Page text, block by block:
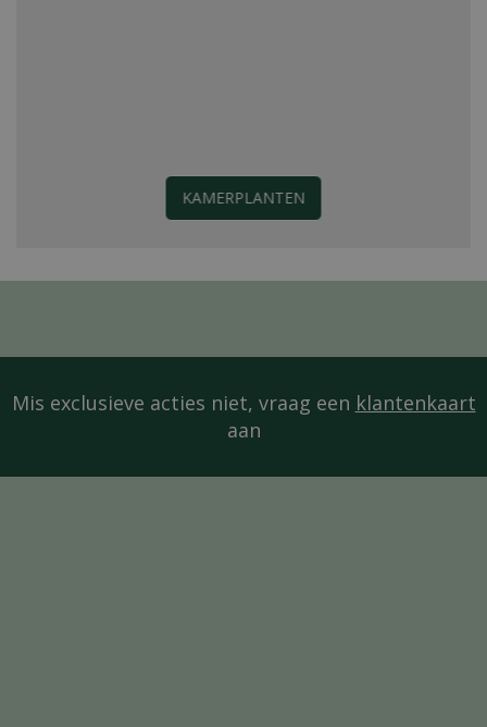
KAMERPLANTEN
Mis exclusieve acties niet, vraag een klantenkaart
aan